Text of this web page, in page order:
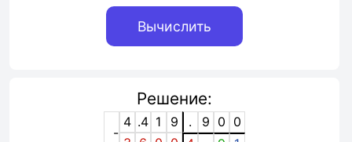
Решение:
-
4 .4 1 9 . 9 0 0